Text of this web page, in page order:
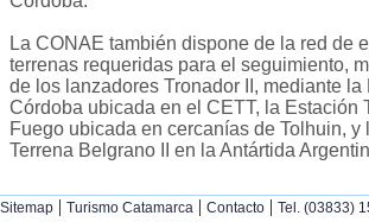
La CONAE también dispone de la red de
terrenas requeridas para el seguimiento,
de los lanzadores Tronador II, mediante la
Córdoba ubicada en el CETT, la Estación
Fuego ubicada en cercanías de Tolhuin, y
Terrena Belgrano II en la Antártida
Sitemap | Turismo Catamarca | Contacto | Tel. (03833)